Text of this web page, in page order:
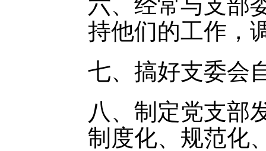
持他们的工作，
七、搞好支委会
八、制定党支部
制度化、规范化